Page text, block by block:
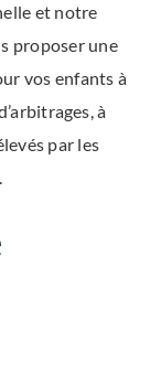
et notre
proposer une
vos enfants à
à
par les